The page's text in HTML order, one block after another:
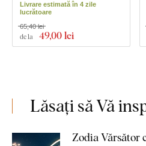
Livrare estimată în 4 zile
lucrătoare
de la 49,00 lei
65,40 lei
Lăsați să Vă
Zodia Vărsător